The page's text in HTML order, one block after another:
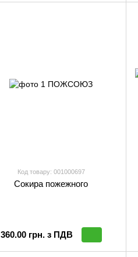
Код товару: 001000697
Сокира пожежного
360.00 грн. з ПДВ